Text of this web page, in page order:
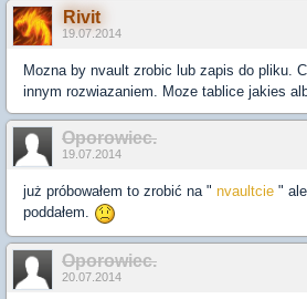
Rivit
19.07.2014
Mozna by nvault zrobic lub zapis do pliku.
innym rozwiazaniem. Moze tablice jakies
Oporowiec.
19.07.2014
już próbowałem to zrobić na " nvaultcie "
poddałem.
Oporowiec.
20.07.2014